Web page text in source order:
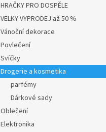
HRAČKY PRO DOSPĚLE
VELKY VYPRODEJ až 50 %
Vánoční dekorace
Povlečení
Svíčky
Drogerie a kosmetika
parfémy
Dárkové sady
Oblečení
Elektronika